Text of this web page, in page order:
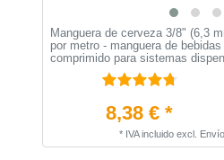
Manguera de cerveza 3/8" (6,3
por metro - manguera de
comprimido para sistemas
8,38 € *
* IVA incluido excl. Envío